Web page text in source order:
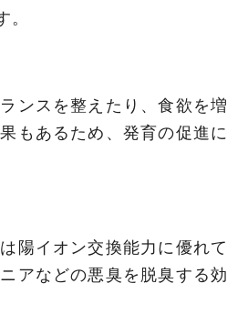
。
ンスを整えたり、食欲を増
もあるため、発育の促進に
陽イオン交換能力に優れて
アなどの悪臭を脱臭する効